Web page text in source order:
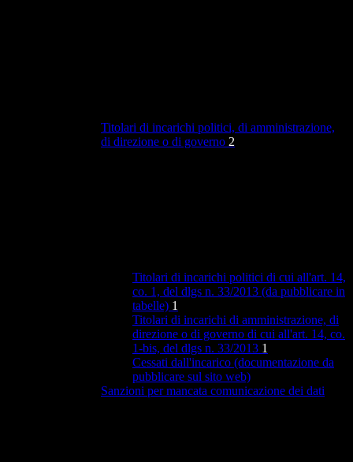
Titolari di incarichi politici, di amministrazione,
di direzione o di governo 2
Titolari di incarichi politici di cui all'art. 14,
co. 1, del dlgs n. 33/2013 (da pubblicare in
tabelle) 1
Titolari di incarichi di amministrazione, di
direzione o di governo di cui all'art. 14, co.
1-bis, del dlgs n. 33/2013 1
Cessati dall'incarico (documentazione da
pubblicare sul sito web)
Sanzioni per mancata comunicazione dei dati